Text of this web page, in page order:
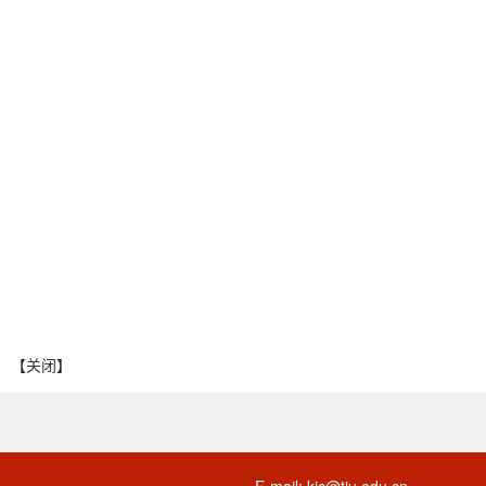
【关闭】